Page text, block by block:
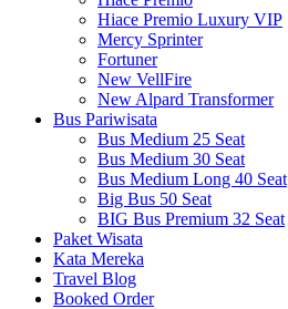
Hiace Premio Luxury VIP
Mercy Sprinter
Fortuner
New VellFire
New Alpard Transformer
Bus Pariwisata
Bus Medium 25 Seat
Bus Medium 30 Seat
Bus Medium Long 40 Seat
Big Bus 50 Seat
BIG Bus Premium 32 Seat
Paket Wisata
Kata Mereka
Travel Blog
Booked Order